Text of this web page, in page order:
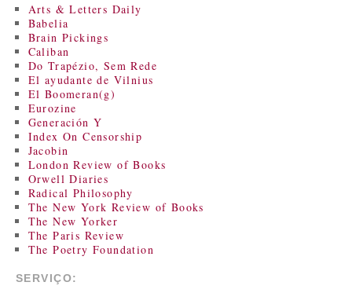
Arts & Letters Daily
Babelia
Brain Pickings
Caliban
Do Trapézio, Sem Rede
El ayudante de Vilnius
El Boomeran(g)
Eurozine
Generación Y
Index On Censorship
Jacobin
London Review of Books
Orwell Diaries
Radical Philosophy
The New York Review of Books
The New Yorker
The Paris Review
The Poetry Foundation
SERVIÇO: